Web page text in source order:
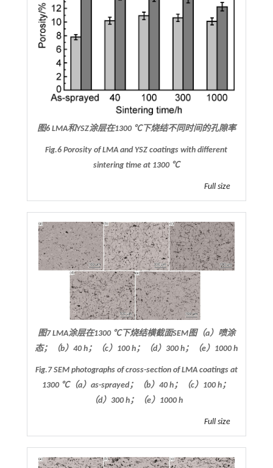
图6 LMA和YSZ涂层在1300 ℃下烧结不同时间的孔隙率
Fig.6 Porosity of LMA and YSZ coatings with different
sintering time at 1300 ℃
Full size
图7 LMA涂层在1300 ℃下烧结横截面SEM图（a）喷涂
态；（b）40 h；（c）100 h；（d）300 h；（e）1000 h
Fig.7 SEM photographs of cross-section of LMA coatings at
1300 ℃（a）as-sprayed；（b）40 h；（c）100 h；
（d）300 h；（e）1000 h
Full size